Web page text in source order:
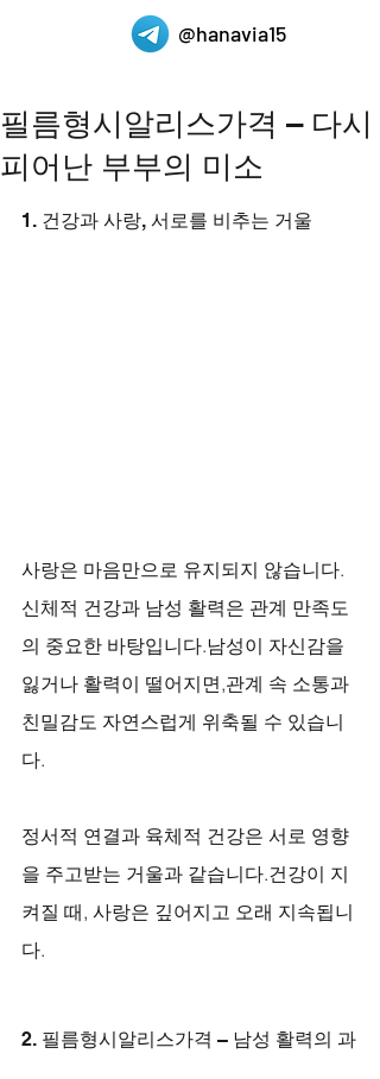
@hanavia15
필름형시알리스가격 – 다시
피어난 부부의 미소
1. 건강과 사랑, 서로를 비추는 거울
사랑은 마음만으로 유지되지 않습니다.
신체적 건강과 남성 활력은 관계 만족도
의 중요한 바탕입니다.남성이 자신감을
잃거나 활력이 떨어지면,관계 속 소통과
친밀감도 자연스럽게 위축될 수 있습니
다.
정서적 연결과 육체적 건강은 서로 영향
을 주고받는 거울과 같습니다.건강이 지
켜질 때, 사랑은 깊어지고 오래 지속됩니
다.
2. 필름형시알리스가격 – 남성 활력의 과